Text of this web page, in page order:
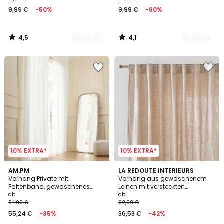
€
19,99
€
9,99 € -50%
4,5
/
9,99 € -60%
4,1
/
10% EXTRA*
AM.PM
Vorhang Private mit
Faltenband, gewaschenes
Leinen
ab
84,99 €
55,24 € -35%
3,8
/ 5
11
Farben
10% EXTRA*
LA REDOUTE INTERIEURS
Vorhang aus gewaschenem
Leinen mit versteckten
Schlaufen, Onega
ab
62,99 €
36,53 € -42%
4,3
/ 5
12
Farben